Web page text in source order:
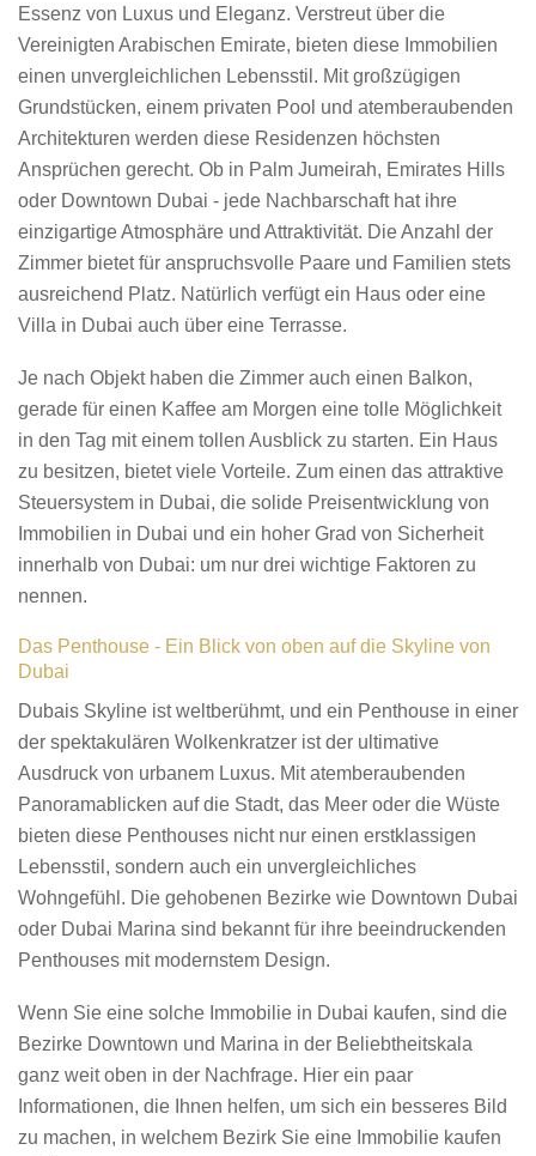
Essenz von Luxus und Eleganz. Verstreut über die
Vereinigten Arabischen Emirate, bieten diese Immobilien
einen unvergleichlichen Lebensstil. Mit großzügigen
Grundstücken, einem privaten Pool und atemberaubenden
Architekturen werden diese Residenzen höchsten
Ansprüchen gerecht. Ob in Palm Jumeirah, Emirates Hills
oder Downtown Dubai - jede Nachbarschaft hat ihre
einzigartige Atmosphäre und Attraktivität. Die Anzahl der
Zimmer bietet für anspruchsvolle Paare und Familien stets
ausreichend Platz. Natürlich verfügt ein Haus oder eine
Villa in Dubai auch über eine Terrasse.
Je nach Objekt haben die Zimmer auch einen Balkon,
gerade für einen Kaffee am Morgen eine tolle Möglichkeit
in den Tag mit einem tollen Ausblick zu starten. Ein Haus
zu besitzen, bietet viele Vorteile. Zum einen das attraktive
Steuersystem in Dubai, die solide Preisentwicklung von
Immobilien in Dubai und ein hoher Grad von Sicherheit
innerhalb von Dubai: um nur drei wichtige Faktoren zu
nennen.
Das Penthouse - Ein Blick von oben auf die Skyline von
Dubai
Dubais Skyline ist weltberühmt, und ein Penthouse in einer
der spektakulären Wolkenkratzer ist der ultimative
Ausdruck von urbanem Luxus. Mit atemberaubenden
Panoramablicken auf die Stadt, das Meer oder die Wüste
bieten diese Penthouses nicht nur einen erstklassigen
Lebensstil, sondern auch ein unvergleichliches
Wohngefühl. Die gehobenen Bezirke wie Downtown Dubai
oder Dubai Marina sind bekannt für ihre beeindruckenden
Penthouses mit modernstem Design.
Wenn Sie eine solche Immobilie in Dubai kaufen, sind die
Bezirke Downtown und Marina in der Beliebtheitskala
ganz weit oben in der Nachfrage. Hier ein paar
Informationen, die Ihnen helfen, um sich ein besseres Bild
zu machen, in welchem Bezirk Sie eine Immobilie kaufen